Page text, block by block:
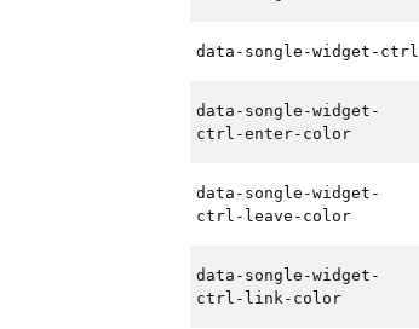
data-songle-widget-ctrl
data-songle-widget-
ctrl-enter-color
data-songle-widget-
ctrl-leave-color
data-songle-widget-
ctrl-link-color